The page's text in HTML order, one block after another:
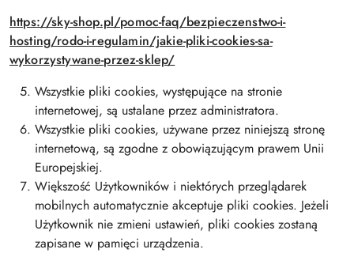
https://sky-shop.pl/pomoc-faq/bezpieczenstwo-i-
hosting/rodo-i-regulamin/jakie-pliki-cookies-sa-
wykorzystywane-przez-sklep/
Wszystkie pliki cookies, występujące na stronie
internetowej, są ustalane przez administratora.
Wszystkie pliki cookies, używane przez niniejszą stronę
internetową, są zgodne z obowiązującym prawem Unii
Europejskiej.
Większość Użytkowników i niektórych przeglądarek
mobilnych automatycznie akceptuje pliki cookies. Jeżeli
Użytkownik nie zmieni ustawień, pliki cookies zostaną
zapisane w pamięci urządzenia.